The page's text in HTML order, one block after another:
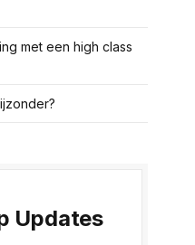
met een high class
Updates